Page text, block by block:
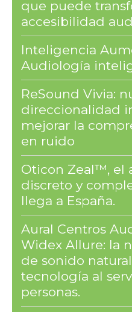
que puede
accesibilidad
Inteligencia
Audiología
ReSound Vivia:
direccionalidad
mejorar la
en ruido
Oticon Zeal™, el
discreto y
llega a España.
Aural Centros
Widex Allure: la
de sonido
tecnología al
personas.